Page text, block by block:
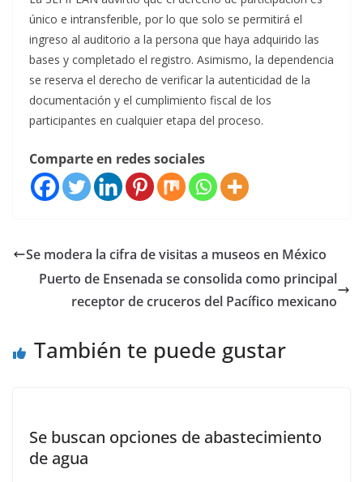
único e intransferible, por lo que solo se permitirá el
ingreso al auditorio a la persona que haya adquirido las
bases y completado el registro. Asimismo, la dependencia
se reserva el derecho de verificar la autenticidad de la
documentación y el cumplimiento fiscal de los
participantes en cualquier etapa del proceso.
Comparte en redes sociales
Se modera la cifra de visitas a museos en México
Puerto de Ensenada se consolida como principal
receptor de cruceros del Pacífico mexicano
También te puede gustar
Se buscan opciones de abastecimiento
de agua